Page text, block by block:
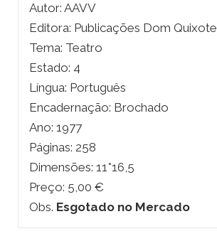
Autor: AAVV
Editora: Publicações Dom Quixote
Tema: Teatro
Estado: 4
Língua: Português
Encadernação: Brochado
Ano: 1977
Páginas: 258
Dimensões: 11*16,5
Preço: 5,00 €
Obs. Esgotado no Mercado